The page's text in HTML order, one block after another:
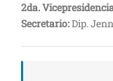
2da.
Secretario:Dip.